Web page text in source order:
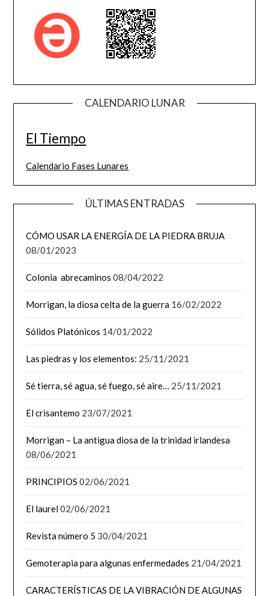
CALENDARIO LUNAR
El Tiempo
Calendario Fases Lunares
ÚLTIMAS ENTRADAS
CÓMO USAR LA ENERGÍA DE LA PIEDRA BRUJA
08/01/2023
Colonia abrecaminos 08/04/2022
Morrigan, la diosa celta de la guerra 16/02/2022
Sólidos Platónicos 14/01/2022
Las piedras y los elementos: 25/11/2021
Sé tierra, sé agua, sé fuego, sé aire… 25/11/2021
El crisantemo 23/07/2021
Morrigan – La antigua diosa de la trinidad irlandesa
08/06/2021
PRINCIPIOS 02/06/2021
El laurel02/06/2021
Revista número 5 30/04/2021
Gemoterapia para algunas enfermedades 21/04/2021
CARACTERÍSTICAS DE LA VIBRACIÓN DE ALGUNAS